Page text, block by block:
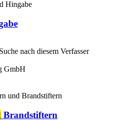
Suche nach diesem Verfasser
GmbH
Brandstiftern